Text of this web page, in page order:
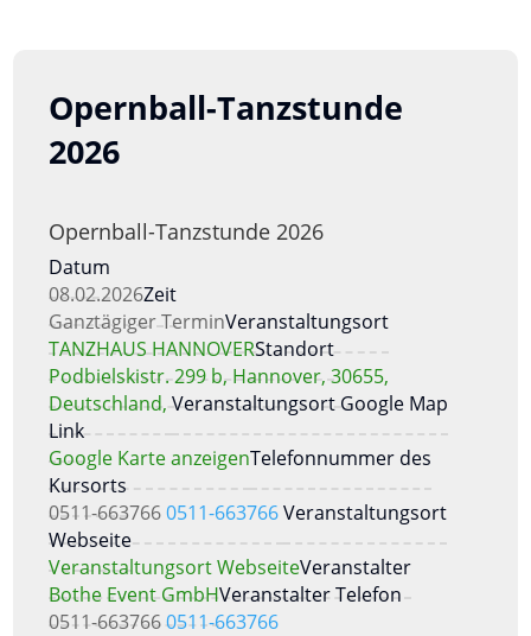
Opernball-Tanzstunde
2026
Opernball-Tanzstunde 2026
Datum
08.02.2026Zeit
Ganztägiger TerminVeranstaltungsort
TANZHAUS HANNOVERStandort
Podbielskistr. 299 b, Hannover, 30655,
Deutschland,Veranstaltungsort Google Map
Link
Google Karte anzeigenTelefonnummer des
Kursorts
0511-6637660511-663766Veranstaltungsort
Webseite
Veranstaltungsort WebseiteVeranstalter
Bothe Event GmbHVeranstalter Telefon
0511-6637660511-663766